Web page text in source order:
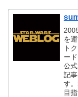
を
ト
ー
公
記
す
目